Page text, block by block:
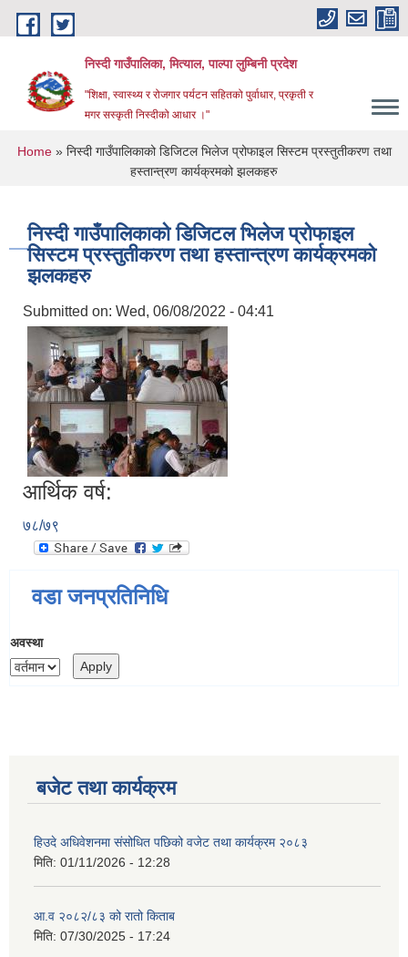
Skip to main content
निस्दी गाउँपालिका, मित्याल, पाल्पा लुम्बिनी प्रदेश
"शिक्षा, स्वास्थ्य र रोजगार पर्यटन सहितको पुर्वाधार, प्रकृती र
मगर सस्कृती निस्दीको आधार ।"
You are here
Home» निस्दी गाउँपालिकाको डिजिटल भिलेज प्रोफाइल सिस्टम प्रस्तुतीकरण तथा
हस्तान्त्रण कार्यक्रमको झलकहरु
निस्दी गाउँपालिकाको डिजिटल भिलेज प्रोफाइल
सिस्टम प्रस्तुतीकरण तथा हस्तान्त्रण कार्यक्रमको
झलकहरु
Submitted on: Wed, 06/08/2022 - 04:41
आर्थिक वर्ष:
७८/७९
वडा जनप्रतिनिधि
अवस्था
बजेट तथा कार्यक्रम
हिउदे अधिवेशनमा संसोधित पछिको वजेट तथा कार्यक्रम २०८३
मिति: 01/11/2026 - 12:28
आ.व २०८२/८३ को रातो किताब
मिति: 07/30/2025 - 17:24